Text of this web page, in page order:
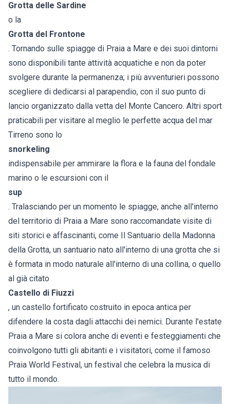
Grotta delle Sardine
o la
Grotta del Frontone
. Tornando sulle spiagge di Praia a Mare e dei suoi dintorni
sono disponibili tante attività acquatiche e non da poter
svolgere durante la permanenza; i più avventurieri possono
scegliere di dedicarsi al parapendio, con il suo punto di
lancio organizzato dalla vetta del Monte Cancero. Altri sport
praticabili per visitare al meglio le perfette acqua del mar
Tirreno sono lo
snorkeling
indispensabile per ammirare la flora e la fauna del fondale
marino o le escursioni con il
sup
. Tralasciando per un momento le spiagge, anche all'interno
del territorio di Praia a Mare sono raccomandate visite di
siti storici e affascinanti, come Il Santuario della Madonna
della Grotta, un santuario nato all'interno di una grotta che si
è formata in modo naturale all'interno di una collina, o quello
al già citato
Castello di Fiuzzi
, un castello fortificato costruito in epoca antica per
difendere la costa dagli attacchi dei nemici. Durante l'estate
Praia a Mare si colora anche di eventi e festeggiamenti che
coinvolgono tutti gli abitanti e i visitatori, come il famoso
Praia World Festival, un festival che celebra la musica di
tutto il mondo.